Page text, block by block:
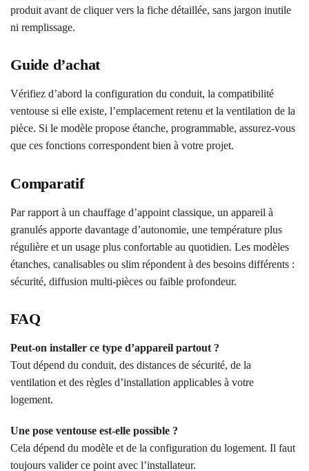
produit avant de cliquer vers la fiche détaillée, sans jargon inutile
ni remplissage.
Guide d’achat
Vérifiez d’abord la configuration du conduit, la compatibilité
ventouse si elle existe, l’emplacement retenu et la ventilation de la
pièce. Si le modèle propose étanche, programmable, assurez-vous
que ces fonctions correspondent bien à votre projet.
Comparatif
Par rapport à un chauffage d’appoint classique, un appareil à
granulés apporte davantage d’autonomie, une température plus
régulière et un usage plus confortable au quotidien. Les modèles
étanches, canalisables ou slim répondent à des besoins différents :
sécurité, diffusion multi-pièces ou faible profondeur.
FAQ
Peut-on installer ce type d’appareil partout ?
Tout dépend du conduit, des distances de sécurité, de la
ventilation et des règles d’installation applicables à votre
logement.
Une pose ventouse est-elle possible ?
Cela dépend du modèle et de la configuration du logement. Il faut
toujours valider ce point avec l’installateur.